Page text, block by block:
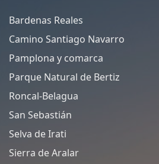
Bardenas Reales
Camino Santiago Navarro
Pamplona y comarca
Parque Natural de Bertiz
Roncal-Belagua
San Sebastián
Selva de Irati
Sierra de Aralar